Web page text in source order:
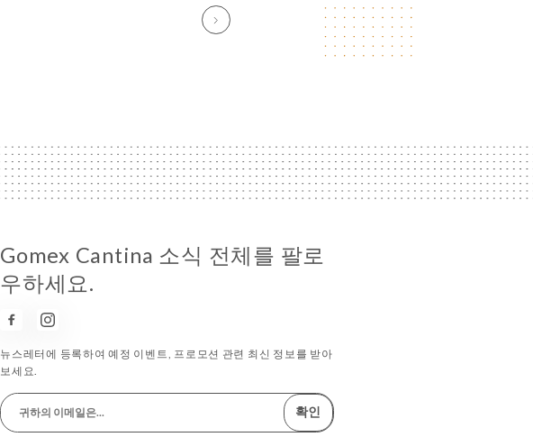
Gomex Cantina 소식 전체를 팔로
우하세요.
뉴스레터에 등록하여 예정 이벤트, 프로모션 관련 최신 정보를 받아
보세요.
확인